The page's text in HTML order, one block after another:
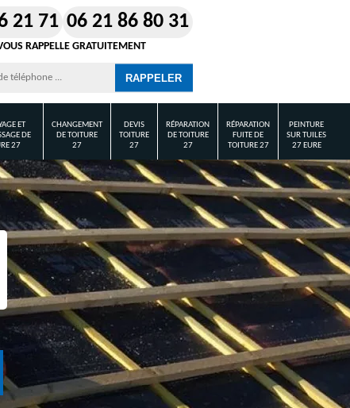
21 71 06 21 86 80 31
RAPPELLE GRATUITEMENT
ET
DE
27
CHANGEMENT
DE TOITURE
27
DEVIS
TOITURE
27
RÉPARATION
DE TOITURE
27
RÉPARATION
FUITE DE
TOITURE 27
PEINTURE
SUR TUILES
27 EURE